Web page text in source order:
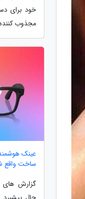
خود برای
مجذوب
عینک
ساخت واقع
گزارش های